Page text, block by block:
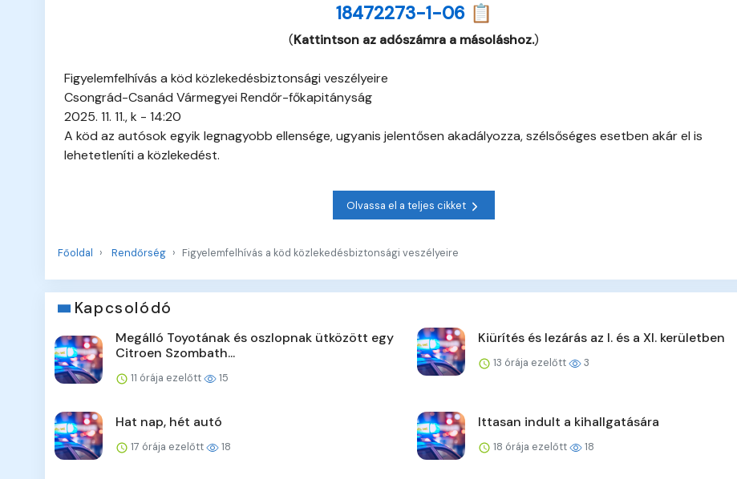
18472273-1-06 📋
(Kattintson az adószámra a másoláshoz.)
Figyelemfelhívás a köd közlekedésbiztonsági veszélyeire
Csongrád-Csanád Vármegyei Rendőr-főkapitányság
2025. 11. 11., k - 14:20
A köd az autósok egyik legnagyobb ellensége, ugyanis jelentősen akadályozza, szélsőséges esetben akár el is
lehetetleníti a közlekedést.
Olvassa el a teljes cikket
Főoldal Rendőrség Figyelemfelhívás a köd közlekedésbiztonsági veszélyeire
Kapcsolódó
Megálló Toyotának és oszlopnak ütközött egy
Citroen Szombath...
11 órája ezelőtt 15
Kiürítés és lezárás az I. és a XI. kerületben
13 órája ezelőtt 3
Hat nap, hét autó
17 órája ezelőtt 18
Ittasan indult a kihallgatására
18 órája ezelőtt 18